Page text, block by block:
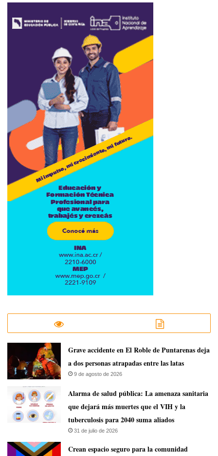
Grave accidente en El Roble de Puntarenas deja
a dos personas atrapadas entre las latas
9 de agosto de 2026
​Alarma de salud pública: La amenaza sanitaria
que dejará más muertes que el VIH y la
tuberculosis para 2040 suma aliados
31 de julio de 2026
Crean espacio seguro para la comunidad